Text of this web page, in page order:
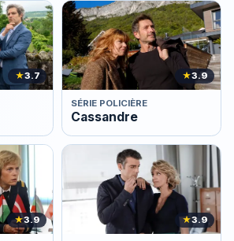
★3.7 ★3.9
SÉRIE POLICIÈRE
Cassandre
★3.9 ★3.9